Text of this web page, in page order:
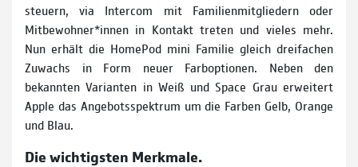
steuern, via Intercom mit Familien­mitgliedern oder
Mitbewoh­ner*innen in Kontakt treten und vieles mehr.
Nun erhält die HomePod mini Familie gleich dreifachen
Zuwachs in Form neuer Farboptionen. Neben den
bekannten Varianten in Weiß und Space Grau erweitert
Apple das Angebots­spektrum um die Farben Gelb, Orange
und Blau.
Die wichtigsten Merkmale.